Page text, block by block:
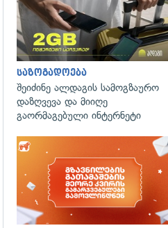
საზოგადოება
შეიძინე ალდაგის სამოგზაურო
დაზღვევა და მიიღე
გაორმაგებული ინტერნეტი